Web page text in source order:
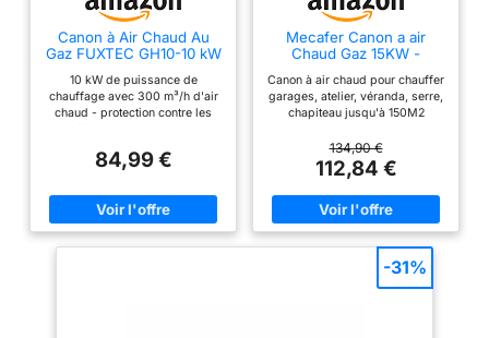
Canon à Air Chaud Au
Gaz FUXTEC GH10-10 kW
300 m³/h Débit D'air
Chaud, Réducteur De
Pression Et Cablâge
Industriel Gaz Butane –
Propane
10 kW de puissance de
chauffage avec 300 m³/h d'air
chaud - protection contre les
et détection des pannes de
poudre noir, réducteur de
pression de fabrication
danoise, classe de protection
IP44 Le détendeur de gaz livré
84,99 €
Mecafer Canon a air
Chaud Gaz 15KW -
Canon à air chaud pour chauffer
garages, atelier, véranda, serre,
chapiteau jusqu'à 150M2
(Butane possible sur courte
durée) Ventilateur intégré (sur
230V obligatoire) Allumage
facile par piezo, sécurité
surchauffe et coupure gaz
Compact et portatif; design auto
stable Détendeur CE 700mbar
et tuyau fourni
134,90 €
112,84 €
-31%